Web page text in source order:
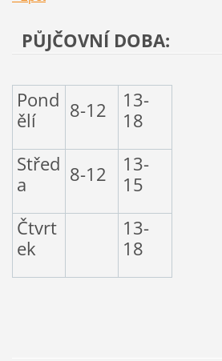
PŮJČOVNÍ DOBA:
Pond
ělí
8-12
13-
18
Střed
a
8-12
13-
15
Čtvrt
ek
13-
18